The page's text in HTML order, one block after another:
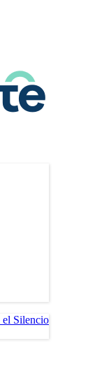
el Silencio